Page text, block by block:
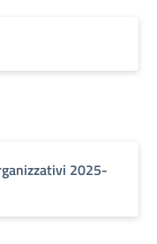
2025-